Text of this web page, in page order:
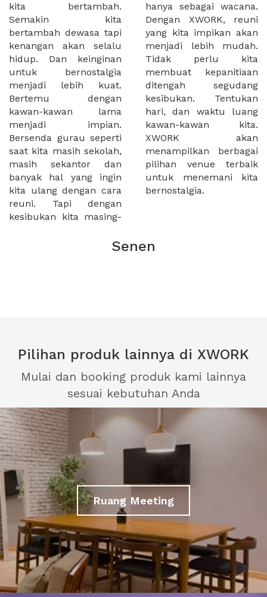
kita bertambah.
Semakin kita
bertambah dewasa tapi
kenangan akan selalu
hidup. Dan keinginan
untuk bernostalgia
menjadi lebih kuat.
Bertemu dengan
kawan-kawan lama
menjadi impian.
Bersenda gurau seperti
saat kita masih sekolah,
masih sekantor dan
banyak hal yang ingin
kita ulang dengan cara
reuni. Tapi dengan
kesibukan kita masing-
hanya sebagai wacana.
Dengan XWORK, reuni
yang kita impikan akan
menjadi lebih mudah.
Tidak perlu kita
membuat kepanitiaan
ditengah segudang
kesibukan. Tentukan
hari, dan waktu luang
kawan-kawan kita.
XWORK akan
menampilkan berbagai
pilihan venue terbaik
untuk menemani kita
bernostalgia.
Senen
Pilihan produk lainnya di XWORK
Mulai dan booking produk kami lainnya
sesuai kebutuhan Anda
Ruang Meeting